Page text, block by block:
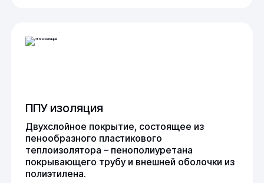
ППУ изоляция
Двухслойное покрытие, состоящее из
пенообразного пластикового
теплоизолятора – пенополиуретана
покрывающего трубу и внешней оболочки из
полиэтилена.